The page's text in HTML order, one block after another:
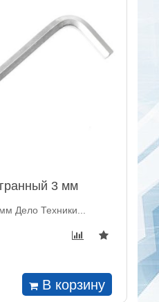
3 мм
Дело Техники...
В корзину